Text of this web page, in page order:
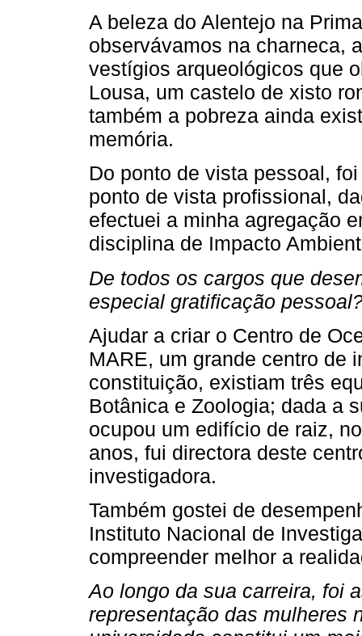
A beleza do Alentejo na
observávamos na charneca,
vestígios arqueológicos que
Lousa, um castelo de xisto
também a pobreza ainda
memória.
Do ponto de vista pessoal,
ponto de vista profissional,
efectuei a minha agregação
disciplina de Impacto
De todos os cargos que
especial gratificação
Ajudar a criar o Centro de
MARE, um grande centro de
constituição, existiam três
Botânica e Zoologia; dada a
ocupou um edifício de raiz,
anos, fui directora deste
investigadora.
Também gostei de
Instituto Nacional de
compreender melhor a
Ao longo da sua carreira, foi
representação das mulheres